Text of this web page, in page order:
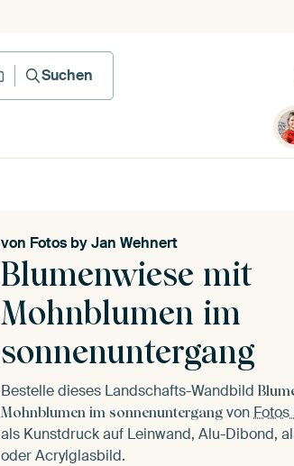
Suchen
Blumenwiese mit
Mohnblumen im
sonnenuntergang
von Fotos by Jan Wehnert
Bestelle dieses Landschafts-Wandbild
Mohnblumen im sonnenuntergang von
als Kunstdruck auf Leinwand, Alu-Dibond,
oder Acrylglasbild.